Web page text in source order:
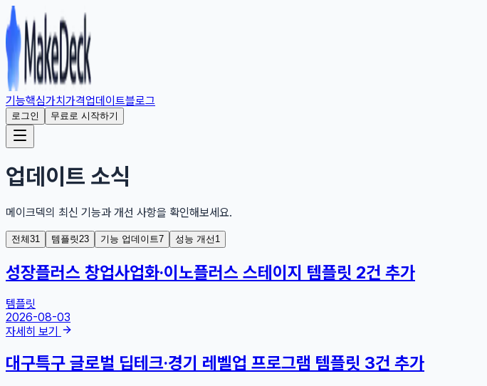
기능핵심가치가격업데이트블로그
로그인 무료로 시작하기
업데이트 소식
메이크덱의 최신 기능과 개선 사항을 확인해보세요.
전체31 템플릿 23 기능 업데이트7 성능 개선 1
성장플러스 창업사업화·이노플러스 스테이지 템플릿 2건 추가
템플릿
2026-08-03
자세히 보기
대구특구 글로벌 딥테크·경기 레벨업 프로그램 템플릿 3건 추가